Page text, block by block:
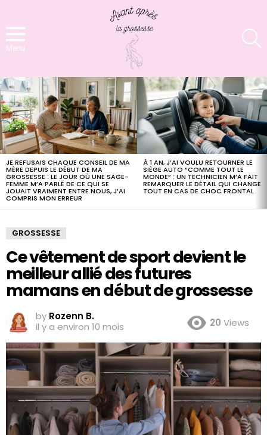
Menu
LATEST
STORIES
JE REFUSAIS CHAQUE CONSEIL DE MA
MÈRE DEPUIS LE DÉBUT DE MA
GROSSESSE : LE JOUR OÙ UNE SAGE-
FEMME M’A PARLÉ DE CE QUI SE
JOUAIT VRAIMENT ENTRE NOUS, J’AI
COMPRIS MON ERREUR
À 1 AN, J’AI VOULU RETOURNER LE
SIÈGE AUTO “COMME TOUT LE
MONDE” : UN TECHNICIEN M’A FAIT
REMARQUER LE DÉTAIL QUI CHANGE
TOUT EN CAS DE CHOC FRONTAL
GROSSESSE
Ce vêtement de sport devient le
meilleur allié des futures
mamans en début de grossesse
by Rozenn B.
il y a environ 10 mois
20 Views